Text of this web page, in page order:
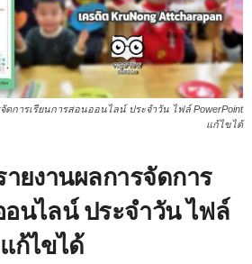
ดการเรียนการสอนออนไลน์ ประจำวัน ไฟล์ PowerPoint
แก้ไขได้
ายงานผลการจัดการ
อนไลน์ ประจำวัน ไฟล์
ก้ไขได้